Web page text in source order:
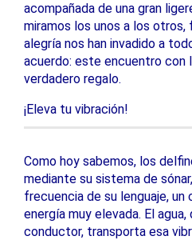
acompañada de una gran
miramos los unos a los otros,
alegría nos han invadido a
acuerdo: este encuentro con
verdadero regalo.
¡Eleva tu vibración!
Como hoy sabemos, los
mediante su sistema de
frecuencia de su lenguaje, un
energía muy elevada. El agua,
conductor, transporta esa